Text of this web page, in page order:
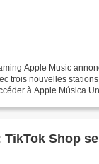
Apple Music
trois nouvelles
à Apple Música
TikTok Shop